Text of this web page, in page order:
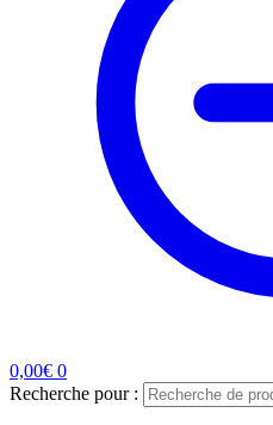
0,00€ 0
Recherche pour :